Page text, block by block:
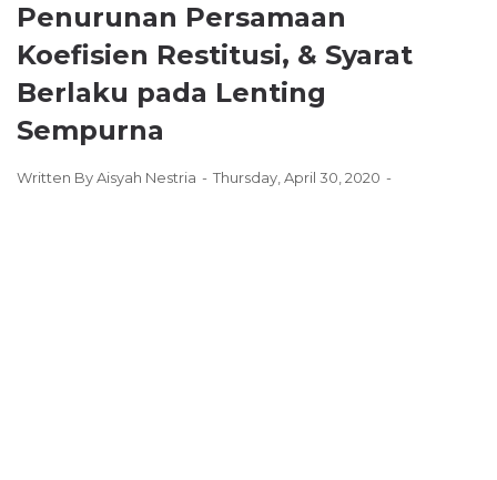
Penurunan Persamaan
Koefisien Restitusi, & Syarat
Berlaku pada Lenting
Sempurna
Written ByAisyah Nestria Thursday, April 30, 2020